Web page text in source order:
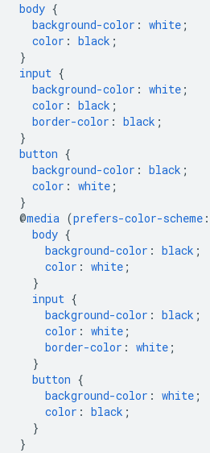
body {
background-color : white ;
color : black ;
}
input {
background-color : white ;
color : black ;
border-color : black ;
}
button {
background-color : black ;
color : white ;
}
@media (prefers-color-scheme :
body {
background-color : black ;
color : white ;
}
input {
background-color : black ;
color : white ;
border-color : white ;
}
button {
background-color : white ;
color : black ;
}
}